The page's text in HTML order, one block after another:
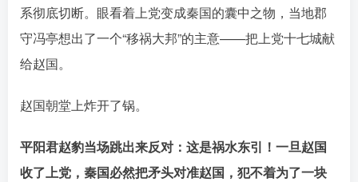
系彻底切断。眼看着上党变成秦国的囊中之物，当地郡
守冯亭想出了一个“移祸大邦”的主意——把上党十七城献
给赵国󠄹󠅀󠄪󠄢󠄡󠄦󠄞󠄧󠄣󠄞󠄢󠄡󠄦󠄞󠄡󠄩󠅬󠅅󠅃󠄵󠅂󠄪󠅗󠅥󠅕󠅣󠅤󠅬󠅄󠄹󠄽󠄵󠄪󠄢󠄠󠄢󠄦󠄝󠄠󠄨󠄝󠄠󠄨󠄐󠄠󠄨󠄪󠄥󠄤󠄪󠄤󠄣󠅬󠅨󠅙󠅑󠅟󠅗󠅒󠄞󠅓󠅟󠅝󠄐󠇕󠆠󠅿󠇖󠆄󠆩󠇕󠅿󠆈󠇗󠆭󠆁󠄐󠇗󠅹󠅸󠇖󠆍󠅳󠇖󠅹󠅰󠇖󠆌󠅹。
赵国朝堂上炸开了锅。
平阳君赵豹当场跳出来反对：这是祸水东引！一旦赵国
收了上党，秦国必然把矛头对准赵国，犯不着为了一块